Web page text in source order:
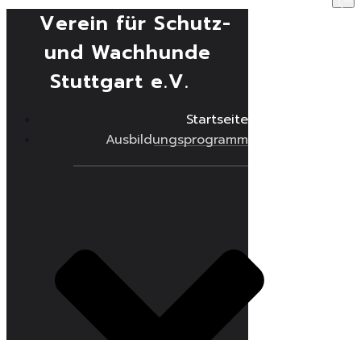
Verein für Schutz-
und Wachhunde
Stuttgart e.V.
Startseite
Ausbildungsprogramm